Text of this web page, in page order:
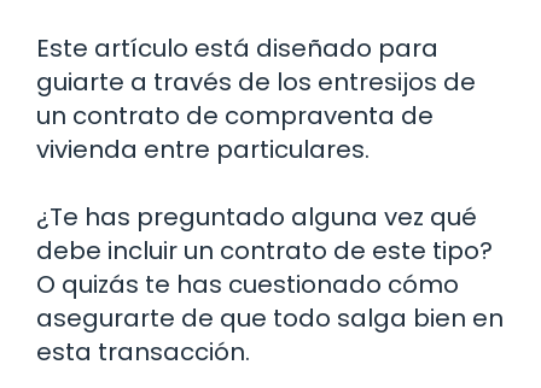
Este artículo está diseñado para
guiarte a través de los entresijos de
un contrato de compraventa de
vivienda entre particulares.
¿Te has preguntado alguna vez qué
debe incluir un contrato de este tipo?
O quizás te has cuestionado cómo
asegurarte de que todo salga bien en
esta transacción.